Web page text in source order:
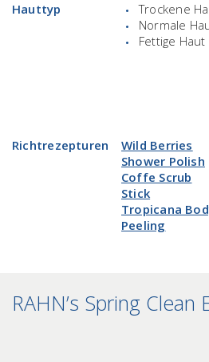
Hauttyp
Trockene
Normale
Fettige Haut
Richtrezepturen
Wild Berries
Shower Polish
Coffe Scrub
Stick
Tropicana
Peeling
RAHN’s Spring Clean